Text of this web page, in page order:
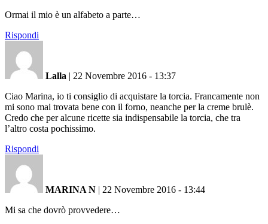
Ormai il mio è un alfabeto a parte…
Rispondi
Lalla | 22 Novembre 2016 - 13:37
Ciao Marina, io ti consiglio di acquistare la torcia. Francamente non
mi sono mai trovata bene con il forno, neanche per la creme brulè.
Credo che per alcune ricette sia indispensabile la torcia, che tra
l’altro costa pochissimo.
Rispondi
MARINA N | 22 Novembre 2016 - 13:44
Mi sa che dovrò provvedere…